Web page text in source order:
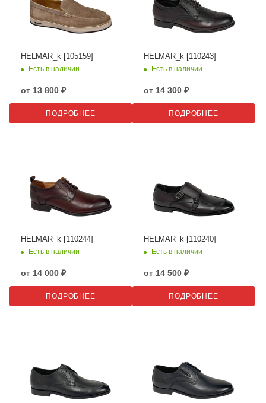
HELMAR_k [105159]
Есть в наличии
от 13 800 ₽
ПОДРОБНЕЕ
HELMAR_k [110243]
Есть в наличии
от 14 300 ₽
ПОДРОБНЕЕ
HELMAR_k [110244]
Есть в наличии
от 14 000 ₽
ПОДРОБНЕЕ
HELMAR_k [110240]
Есть в наличии
от 14 500 ₽
ПОДРОБНЕЕ